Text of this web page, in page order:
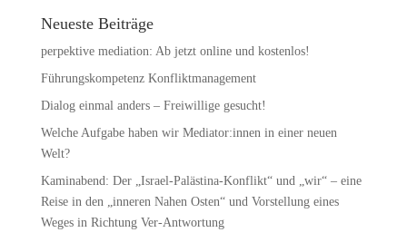
Neueste Beiträge
perpektive mediation: Ab jetzt online und kostenlos!
Führungskompetenz Konfliktmanagement
Dialog einmal anders – Freiwillige gesucht!
Welche Aufgabe haben wir Mediator:innen in einer neuen
Welt?
Kaminabend: Der „Israel-Palästina-Konflikt“ und „wir“ – eine
Reise in den „inneren Nahen Osten“ und Vorstellung eines
Weges in Richtung Ver-Antwortung